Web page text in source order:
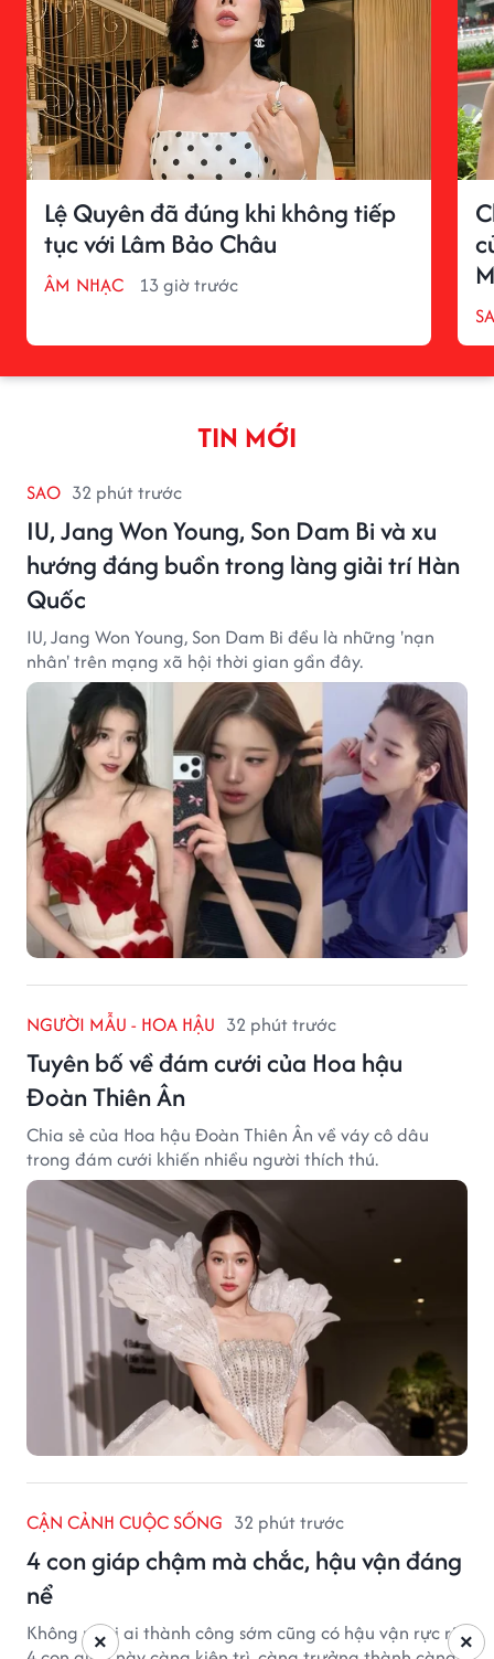
Lệ Quyên đã đúng khi không tiếp
tục với Lâm Bảo Châu
ÂM NHẠC 13 giờ trước
TIN MỚI
SAO 32 phút trước
IU, Jang Won Young, Son Dam Bi và xu
hướng đáng buồn trong làng giải trí Hàn
Quốc
IU, Jang Won Young, Son Dam Bi đều là những 'nạn
nhân' trên mạng xã hội thời gian gần đây.
NGƯỜI MẪU - HOA HẬU 32 phút trước
Tuyên bố về đám cưới của Hoa hậu
Đoàn Thiên Ân
Chia sẻ của Hoa hậu Đoàn Thiên Ân về váy cô dâu
trong đám cưới khiến nhiều người thích thú.
CẬN CẢNH CUỘC SỐNG 32 phút trước
4 con giáp chậm mà chắc, hậu vận đáng
nể
Không phải ai thành công sớm cũng có hậu vận rực rỡ.×
×